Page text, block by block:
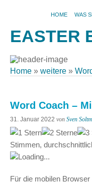
HOME WAS
EASTER
Home » weitere »
Word Coach –
31. Januar 2022 von Sven
Stimmen,
Loading...
Für die mobilen Browser